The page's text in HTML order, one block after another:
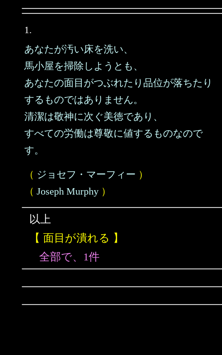
1.
あなたが汚い床を洗い、
馬小屋を掃除しようとも、
あなたの面目がつぶれたり品位が落ちたり
するものではありません。
清潔は敬神に次ぐ美徳であり、
すべての労働は尊敬に値するものなので
す。
（ ジョセフ・マーフィー ）
（ Joseph Murphy ）
以上
【 面目が潰れる 】
全部で、1件